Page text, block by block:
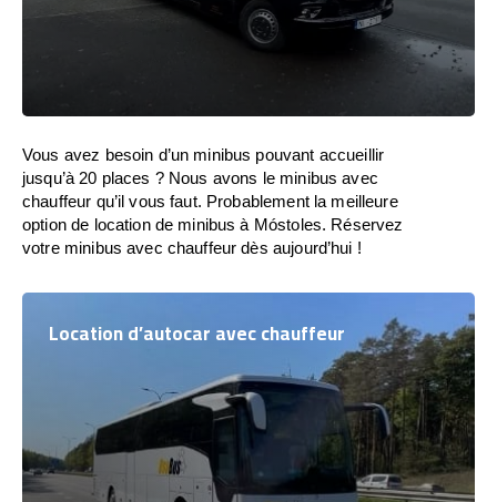
Vous avez besoin d’un minibus pouvant accueillir
jusqu’à 20 places ? Nous avons le minibus avec
chauffeur qu’il vous faut. Probablement la meilleure
option de location de minibus à Móstoles. Réservez
votre minibus avec chauffeur dès aujourd’hui !
Location d’autocar avec chauffeur